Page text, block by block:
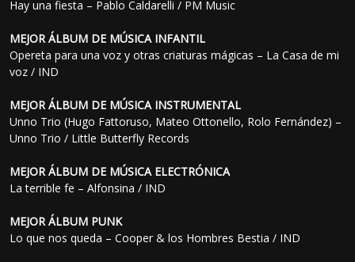
Hay una fiesta – Pablo Caldarelli / PM Music
MEJOR ÁLBUM DE MÚSICA INFANTIL
Opereta para una voz y otras criaturas mágicas – La Casa de mi
voz / IND
MEJOR ÁLBUM DE MÚSICA INSTRUMENTAL
Unno Trio (Hugo Fattoruso, Mateo Ottonello, Rolo Fernández) –
Unno Trio / Little Butterfly Records
MEJOR ÁLBUM DE MÚSICA ELECTRÓNICA
La terrible fe – Alfonsina / IND
MEJOR ÁLBUM PUNK
Lo que nos queda – Cooper & los Hombres Bestia / IND